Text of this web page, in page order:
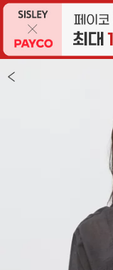
상품정보